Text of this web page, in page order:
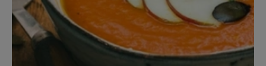
Naturkost
Wein